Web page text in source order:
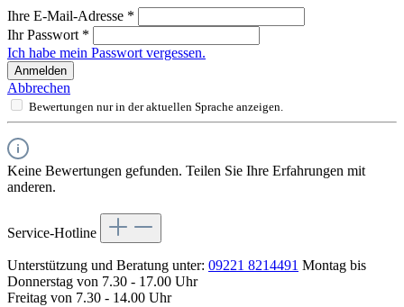
Ihre E-Mail-Adresse *
Ihr Passwort *
Ich habe mein Passwort vergessen.
Anmelden
Abbrechen
Bewertungen nur in der aktuellen Sprache anzeigen.
Keine Bewertungen gefunden. Teilen Sie Ihre Erfahrungen mit
anderen.
Service-Hotline
Unterstützung und Beratung unter: 09221 8214491 Montag bis
Donnerstag von 7.30 - 17.00 Uhr
Freitag von 7.30 - 14.00 Uhr